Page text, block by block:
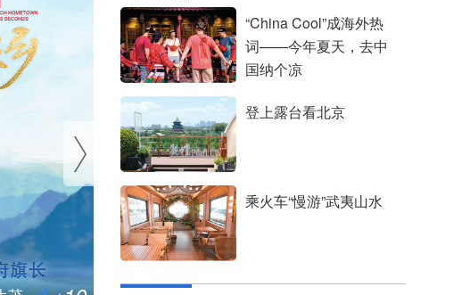
“China Cool”成海外热
词——今年夏天，去中
国纳个凉
登上露台看北京
乘火车“慢游”武夷山水